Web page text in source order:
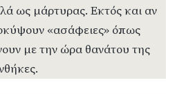
ως μάρτυρας. Εκτός και αν
«ασάφειες» όπως
με την ώρα θανάτου της